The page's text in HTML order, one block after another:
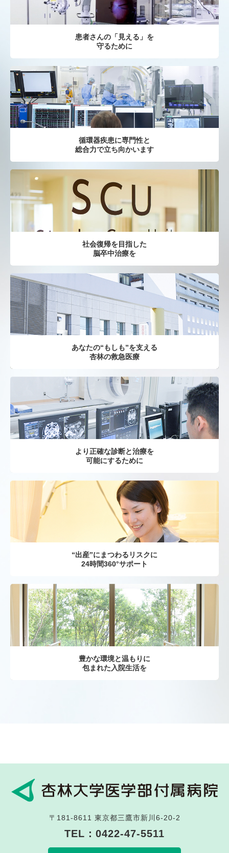
患者さんの「見える」を
守るために
循環器疾患に専門性と
総合力で立ち向かいます
社会復帰を目指した
脳卒中治療を
あなたの“もしも”を支える
杏林の救急医療
より正確な診断と治療を
可能にするために
“出産”にまつわるリスクに
24時間360°サポート
豊かな環境と温もりに
包まれた入院生活を
〒181-8611 東京都三鷹市新川6-20-2
TEL： 0422-47-5511